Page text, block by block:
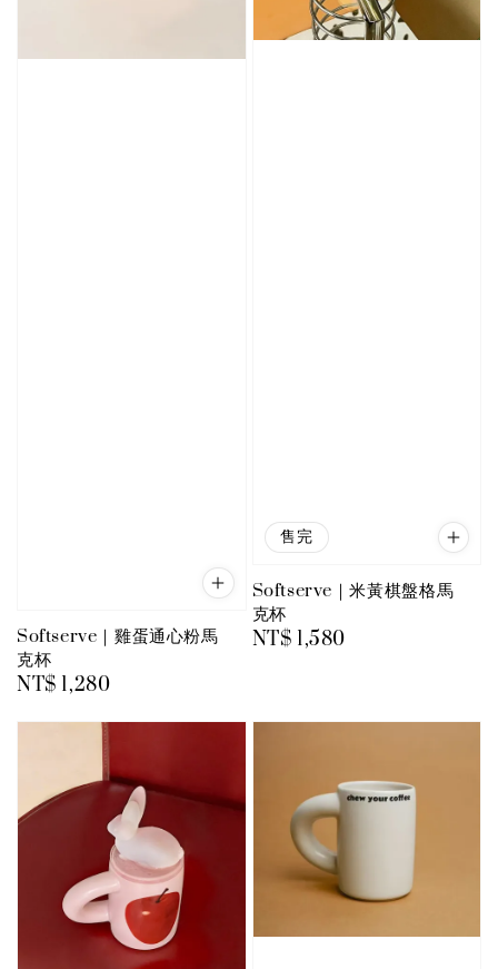
Softserve｜雞蛋通心粉馬
克杯
Regular
NT$ 1,280
售完
Softserve｜米黃棋盤格馬
克杯
Regular
NT$ 1,580